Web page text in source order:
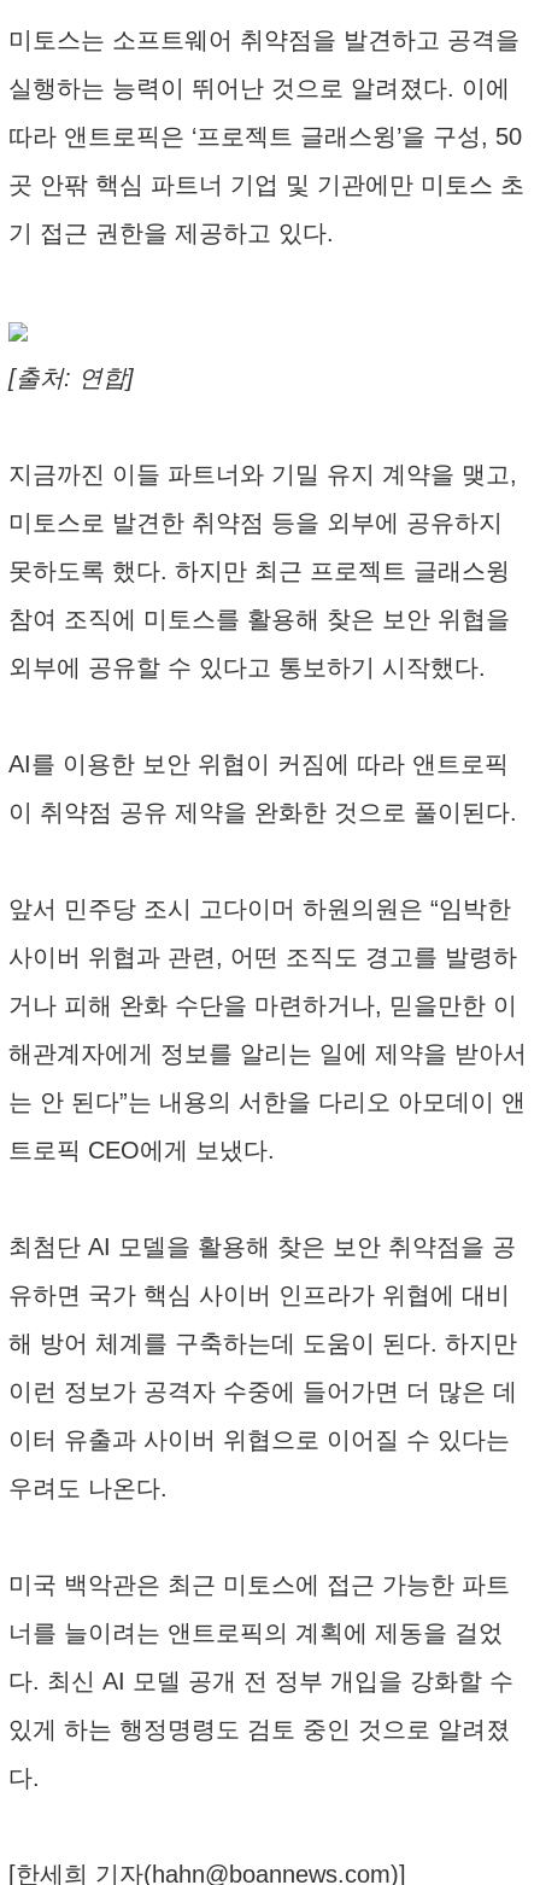
미토스는 소프트웨어 취약점을 발견하고 공격을
실행하는 능력이 뛰어난 것으로 알려졌다. 이에
따라 앤트로픽은 ‘프로젝트 글래스윙’을 구성, 50
곳 안팎 핵심 파트너 기업 및 기관에만 미토스 초
기 접근 권한을 제공하고 있다.
[출처: 연합]
지금까진 이들 파트너와 기밀 유지 계약을 맺고,
미토스로 발견한 취약점 등을 외부에 공유하지
못하도록 했다. 하지만 최근 프로젝트 글래스윙
참여 조직에 미토스를 활용해 찾은 보안 위협을
외부에 공유할 수 있다고 통보하기 시작했다.
AI를 이용한 보안 위협이 커짐에 따라 앤트로픽
이 취약점 공유 제약을 완화한 것으로 풀이된다.
앞서 민주당 조시 고다이머 하원의원은 “임박한
사이버 위협과 관련, 어떤 조직도 경고를 발령하
거나 피해 완화 수단을 마련하거나, 믿을만한 이
해관계자에게 정보를 알리는 일에 제약을 받아서
는 안 된다”는 내용의 서한을 다리오 아모데이 앤
트로픽 CEO에게 보냈다.
최첨단 AI 모델을 활용해 찾은 보안 취약점을 공
유하면 국가 핵심 사이버 인프라가 위협에 대비
해 방어 체계를 구축하는데 도움이 된다. 하지만
이런 정보가 공격자 수중에 들어가면 더 많은 데
이터 유출과 사이버 위협으로 이어질 수 있다는
우려도 나온다.
미국 백악관은 최근 미토스에 접근 가능한 파트
너를 늘이려는 앤트로픽의 계획에 제동을 걸었
다. 최신 AI 모델 공개 전 정부 개입을 강화할 수
있게 하는 행정명령도 검토 중인 것으로 알려졌
다.
[한세희 기자(hahn@boannews.com)]